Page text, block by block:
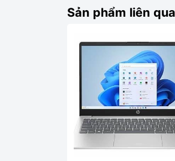
Màn hình
hình 16: 9 đã trở nên
làm việc, lướt web, xem
Sản phẩm liên